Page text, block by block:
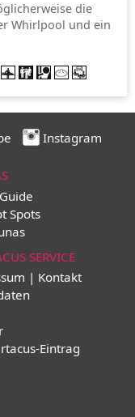
die
Whirlpool und ein
Instagram
Spots
SERVICE
| Kontakt
Eintrag